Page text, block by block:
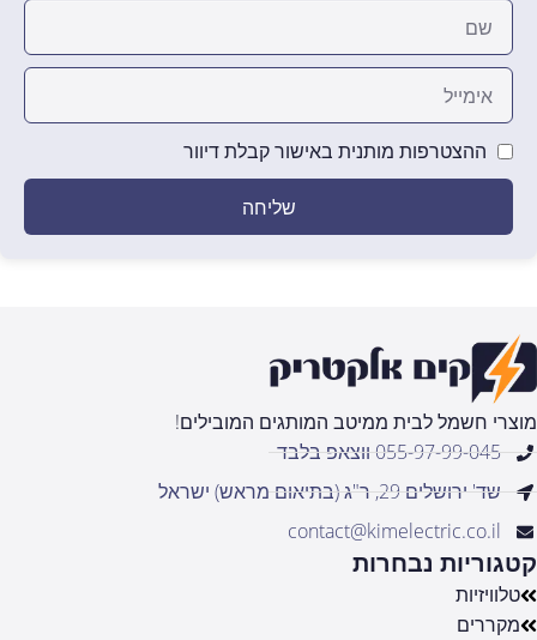
ההצטרפות מותנית באישור קבלת דיוור
שליחה
מוצרי חשמל לבית ממיטב המותגים המובילים!
055-97-99-045 ווצאפ בלבד
שד' ירושלים 29, ר"ג (בתיאום מראש) ישראל
contact@kimelectric.co.il
קטגוריות נבחרות
טלוויזיות
מקררים